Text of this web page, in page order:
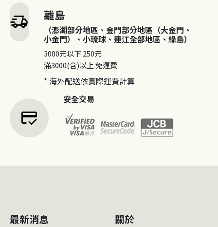
delivery_truck_speed 離島
（澎湖部分地區、金門部分地區（大金門、
小金門）、小琉球、連江全部地區、綠島）
3000元以下250元
滿3000(含)以上免運費
* 海外配送依實際運費計算
credit_score
安全交易
最新消息 關於